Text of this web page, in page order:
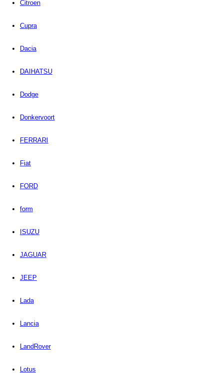
Citroen
Cupra
Dacia
DAIHATSU
Dodge
Donkervoort
FERRARI
Fiat
FORD
form
ISUZU
JAGUAR
JEEP
Lada
Lancia
LandRover
Lotus